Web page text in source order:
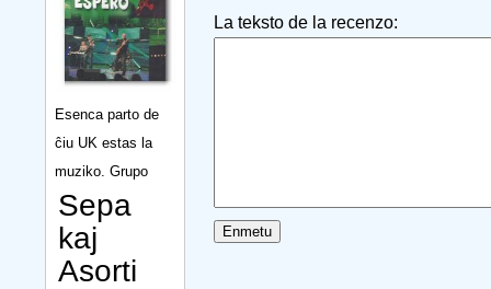
Esenca parto de
ĉiu UK estas la
muziko. Grupo
Sepa
kaj
Asorti
La teksto de la recenzo: